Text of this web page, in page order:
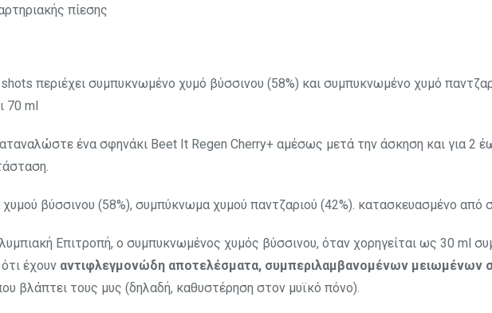
πίεσης
περιέχει συμπυκνωμένο χυμό βύσσινου (58%) και συμπυκνωμένο χυμό
70 ml
ένα σφηνάκι Beet It Regen Cherry+ αμέσως μετά την άσκηση και για 2
βύσσινου (58%), συμπύκνωμα χυμού παντζαριού (42%). κατασκευασμένο από
Επιτροπή, ο συμπυκνωμένος χυμός βύσσινου, όταν χορηγείται ως 30 ml
έχουν αντιφλεγμονώδη αποτελέσματα, συμπεριλαμβανομένων
βλάπτει τους μυς (δηλαδή, καθυστέρηση στον μυϊκό πόνο).